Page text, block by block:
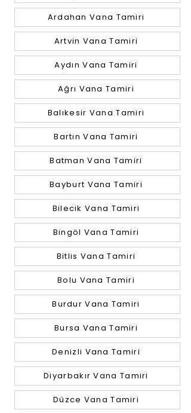
Ardahan Vana Tamiri
Artvin Vana Tamiri
Aydın Vana Tamiri
Ağrı Vana Tamiri
Balıkesir Vana Tamiri
Bartın Vana Tamiri
Batman Vana Tamiri
Bayburt Vana Tamiri
Bilecik Vana Tamiri
Bingöl Vana Tamiri
Bitlis Vana Tamiri
Bolu Vana Tamiri
Burdur Vana Tamiri
Bursa Vana Tamiri
Denizli Vana Tamiri
Diyarbakır Vana Tamiri
Düzce Vana Tamiri